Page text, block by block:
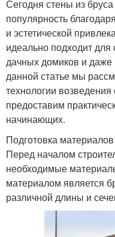
Сегодня стены из
популярность
и эстетической
идеально подходит
дачных домиков и
данной статье мы
технологии возведения
предоставим
начинающих.
Подготовка
Перед началом
необходимые
материалом является
различной длины и